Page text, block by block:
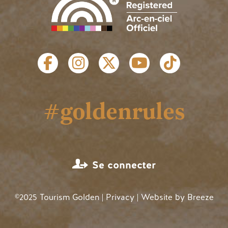
LIENS SOCIAUX
#goldenrules
MENU DU COMPTE
Se connecter
©2025 Tourism Golden | Privacy| Website by Breeze